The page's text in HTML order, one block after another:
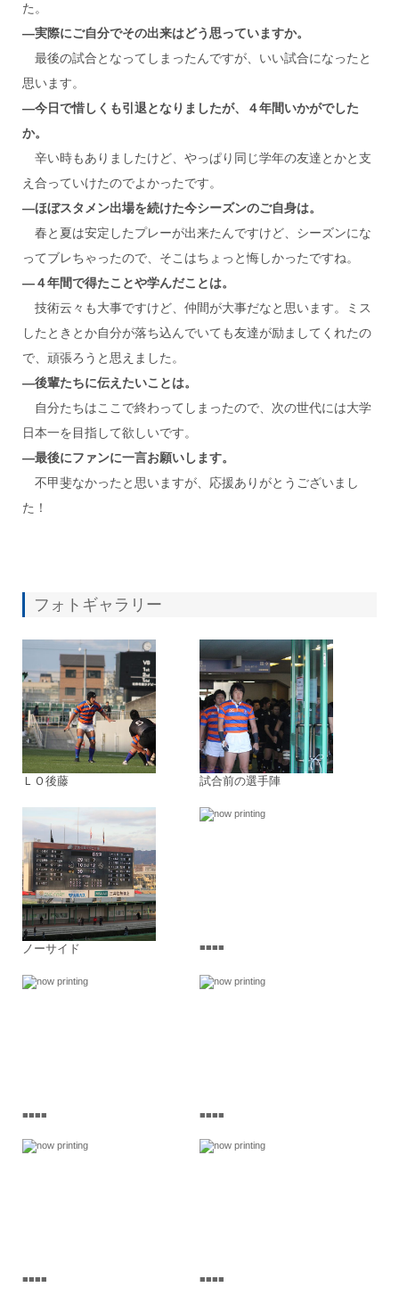
た。
―実際にご自分でその出来はどう思っていますか。
最後の試合となってしまったんですが、いい試合になったと
思います。
―今日で惜しくも引退となりましたが、４年間いかがでした
か。
辛い時もありましたけど、やっぱり同じ学年の友達とかと支
え合っていけたのでよかったです。
―ほぼスタメン出場を続けた今シーズンのご自身は。
春と夏は安定したプレーが出来たんですけど、シーズンにな
ってブレちゃったので、そこはちょっと悔しかったですね。
―４年間で得たことや学んだことは。
技術云々も大事ですけど、仲間が大事だなと思います。ミス
したときとか自分が落ち込んでいても友達が励ましてくれたの
で、頑張ろうと思えました。
―後輩たちに伝えたいことは。
自分たちはここで終わってしまったので、次の世代には大学
日本一を目指して欲しいです。
―最後にファンに一言お願いします。
不甲斐なかったと思いますが、応援ありがとうございまし
た！
フォトギャラリー
ＬＯ後藤 試合前の選手陣
ノーサイド ■■■■
■■■■ ■■■■
■■■■ ■■■■